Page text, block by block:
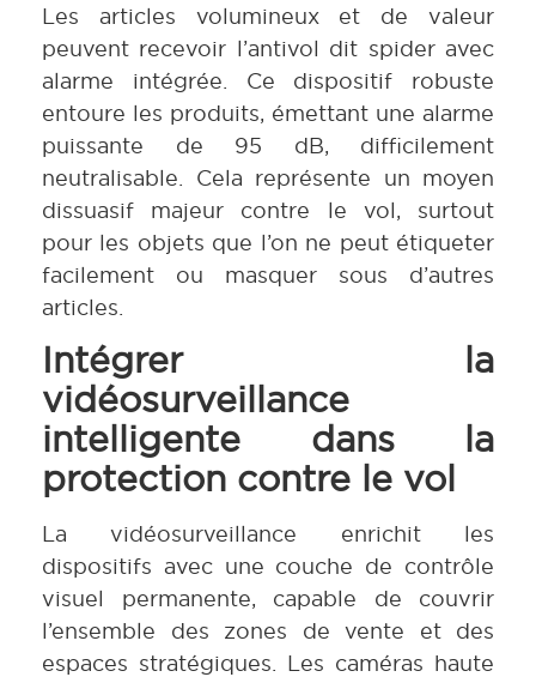
Les articles volumineux et de valeur
peuvent recevoir l’antivol dit spider avec
alarme intégrée. Ce dispositif robuste
entoure les produits, émettant une alarme
puissante de 95 dB, difficilement
neutralisable. Cela représente un moyen
dissuasif majeur contre le vol, surtout
pour les objets que l’on ne peut étiqueter
facilement ou masquer sous d’autres
articles.
Intégrer la
vidéosurveillance
intelligente dans la
protection contre le vol
La vidéosurveillance enrichit les
dispositifs avec une couche de contrôle
visuel permanente, capable de couvrir
l’ensemble des zones de vente et des
espaces stratégiques. Les caméras haute